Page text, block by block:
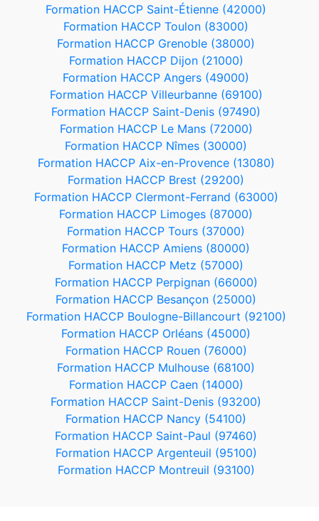
Formation HACCP Saint-Étienne (42000)
Formation HACCP Toulon (83000)
Formation HACCP Grenoble (38000)
Formation HACCP Dijon (21000)
Formation HACCP Angers (49000)
Formation HACCP Villeurbanne (69100)
Formation HACCP Saint-Denis (97490)
Formation HACCP Le Mans (72000)
Formation HACCP Nîmes (30000)
Formation HACCP Aix-en-Provence (13080)
Formation HACCP Brest (29200)
Formation HACCP Clermont-Ferrand (63000)
Formation HACCP Limoges (87000)
Formation HACCP Tours (37000)
Formation HACCP Amiens (80000)
Formation HACCP Metz (57000)
Formation HACCP Perpignan (66000)
Formation HACCP Besançon (25000)
Formation HACCP Boulogne-Billancourt (92100)
Formation HACCP Orléans (45000)
Formation HACCP Rouen (76000)
Formation HACCP Mulhouse (68100)
Formation HACCP Caen (14000)
Formation HACCP Saint-Denis (93200)
Formation HACCP Nancy (54100)
Formation HACCP Saint-Paul (97460)
Formation HACCP Argenteuil (95100)
Formation HACCP Montreuil (93100)